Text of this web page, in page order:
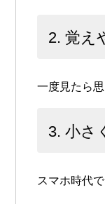
2. 覚え
一度見たら
3. 小さ
スマホ時代